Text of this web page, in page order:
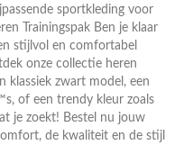
sportkleding voor
Trainingspak Ben je klaar
stijlvol en comfortabel
onze collectie heren
klassiek zwart model, een
of een trendy kleur zoals
je zoekt! Bestel nu jouw
de kwaliteit en de stijl